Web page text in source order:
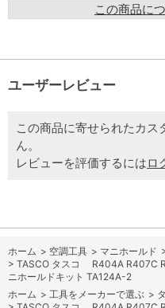
この商品に
ユーザーレビュー
この商品に寄せられたカ
ん。
レビューを評価するにはロ
ホーム > 空調工具 > マニホールド
> TASCO タスコ R404A R407C
ニホールドキット TA124A-2
ホーム > 工具をメーカーで選ぶ >